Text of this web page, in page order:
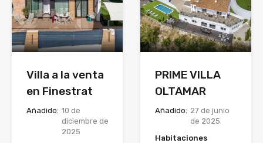
Villa a la venta
en Finestrat
Añadido: 10 de
diciembre de
2025
PRIME VILLA
OLTAMAR
Añadido: 27 de junio
de 2025
Habitaciones